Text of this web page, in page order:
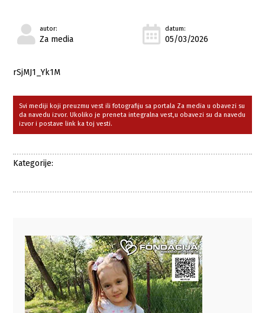
autor:
Za media
datum:
05/03/2026
rSjMJ1_Yk1M
Svi mediji koji preuzmu vest ili fotografiju sa portala Za media u obavezi su
da navedu izvor. Ukoliko je preneta integralna vest,u obavezi su da navedu
izvor i postave link ka toj vesti.
Kategorije: